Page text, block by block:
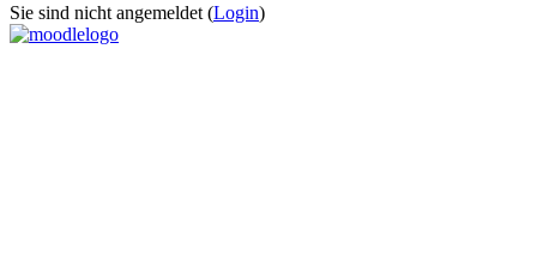
Sie sind nicht angemeldet (Login)